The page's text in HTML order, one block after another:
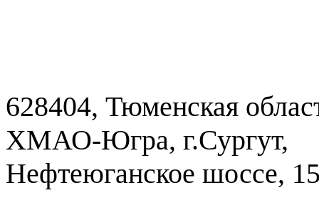
628404, Тюменская
ХМАО-Югра, г.Сургут,
Нефтеюганское шоссе,